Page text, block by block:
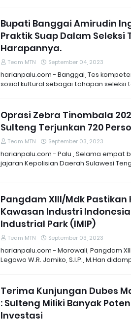
Bupati Banggai Amirudin
Praktik Suap Dalam Seleksi
Harapannya.
Team MTN September 04, 2023
harianpalu.com - Banggai, Tes
sosial kultural sebagai tahapan seleksi
Oprasi Zebra Tinombala
Sulteng Terjunkan 720
Team MTN September 03, 2023
harianpalu.com - Palu , Selama empat
jajaran Kepolisian Daerah Sulawesi
Pangdam XIII/Mdk
Kawasan Industri
Industrial Park (IMIP)
Team MTN September 03, 2023
harianpalu.com - Morowali, Pangdam
Legowo W.R. Jamiko, S.I.P., M.Han
Terima Kunjungan Dubes
: Sulteng Miliki Banyak
Investasi